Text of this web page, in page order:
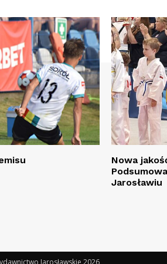
Nowa
Jarosławiu
Jarosławskie 2026